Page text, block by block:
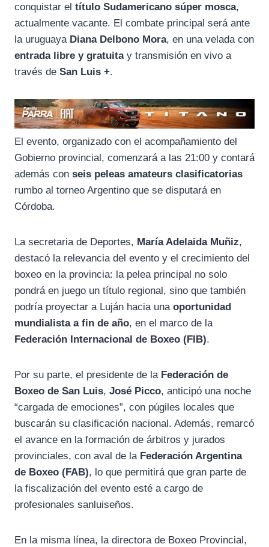
conquistar el título Sudamericano súper mosca,
actualmente vacante. El combate principal será ante
la uruguaya Diana Delbono Mora, en una velada con
entrada libre y gratuitay transmisión en vivo a
través de San Luis +.
El evento, organizado con el acompañamiento del
Gobierno provincial, comenzará a las 21:00 y contará
además con seis peleas amateurs clasificatorias
rumbo al torneo Argentino que se disputará en
Córdoba.
La secretaria de Deportes, María Adelaida Muñiz,
destacó la relevancia del evento y el crecimiento del
boxeo en la provincia: la pelea principal no solo
pondrá en juego un título regional, sino que también
podría proyectar a Luján hacia una oportunidad
mundialista a fin de año, en el marco de la
Federación Internacional de Boxeo (FIB).
Por su parte, el presidente de la Federación de
Boxeo de San Luis, José Picco, anticipó una noche
“cargada de emociones”, con púgiles locales que
buscarán su clasificación nacional. Además, remarcó
el avance en la formación de árbitros y jurados
provinciales, con aval de la Federación Argentina
de Boxeo (FAB), lo que permitirá que gran parte de
la fiscalización del evento esté a cargo de
profesionales sanluiseños.
En la misma línea, la directora de Boxeo Provincial,